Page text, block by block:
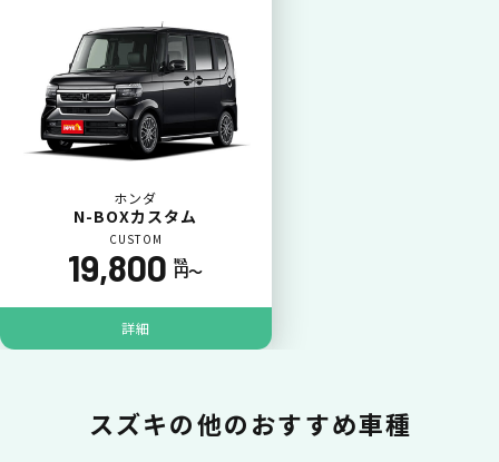
カードで支払い
普段のお買い物同様、お車の月々利用料をカ
ード払いが可能です。
一括払いが可能
ホンダ
N-BOXカスタム
CUSTOM
19,800 税込
円〜
詳細
スズキの他のおすすめ車種